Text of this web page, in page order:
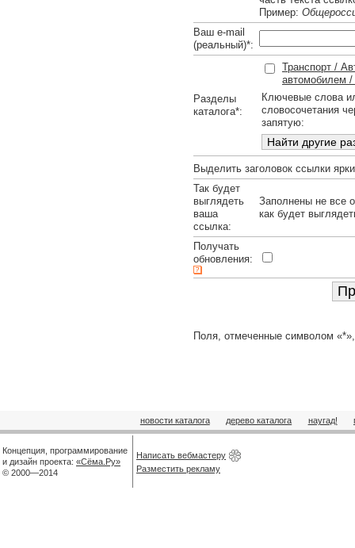
Пример:
Ваш e-mail
(реальный)*:
Разделы
каталога*:
Транспорт /
автомобилем /
Ключевые слова
словосочетания
запятую:
Выделить заголовок ссылки
Так будет
выглядеть
ваша
ссылка:
Заполнены не все
как будет
Получать
обновления:
Поля, отмеченные символом
новости каталога дерево каталога наугад!
Концепция, программирование
и дизайн проекта: «Сёма.Ру»
© 2000—2014
Написать вебмастеру
Разместить рекламу